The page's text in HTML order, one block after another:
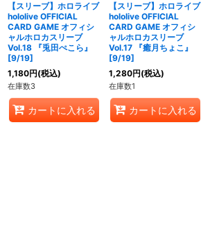
【スリーブ】ホロライブ
hololive OFFICIAL
CARD GAME オフィシ
ャルホロカスリーブ
Vol.18 『兎田ぺこら』
[9/19]
1,180円(税込)
在庫数3
カートに入れる
【スリーブ】ホロライブ
hololive OFFICIAL
CARD GAME オフィシ
ャルホロカスリーブ
Vol.17 『癒月ちょこ』
[9/19]
1,280円(税込)
在庫数1
カートに入れる